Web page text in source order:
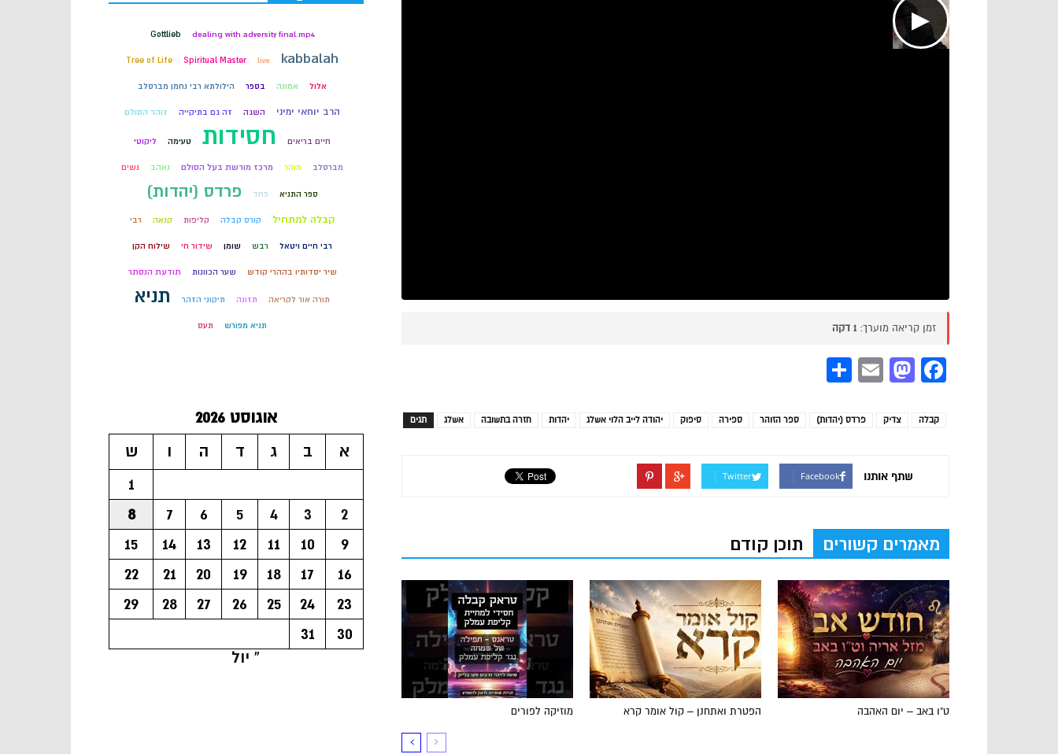
▶
זמן קריאה מוערך: 1 דקה
Facebook
Mastodon
Email
תגים אשלג חזרה בתשובה יהדות יהודה לייב הלוי אשלג סיפוק ספירה ספר הזוהר פרדס (יהדות) צדיק קבלה
שתף אותנו Facebook
Twitter
מאמרים קשורים תוכן קודם
מוזיקה לפורים הפטרת ואתחנן – קול אומר קרא ט"ו באב – יום האהבה
dealing with adversity final.mp4
Gottlieb
kabbalah
live
Spiritual Master
Tree of Life
אלול אמונה בספר הילולתא רבי נחמן מברסלב
הרב יוחאי ימיני השגה זה גם בתיקייה זוהר הסולם
חיים בריאים חסידות טעימה ליקוטי
מברסלב מוהר מרכז מורשת בעל הסולם נאהב נשים
ספר התניא פחד פרדס (יהדות)
קבלה למתחיל קורס קבלה קליפות קנאה רבי
רבי חיים ויטאל רבש שומן שידור חי שילוח הקן
שיר יסדותיו בההרי קודש שער הכוונות תודעת הנסתר
תורה אור לקריאה תזונה תיקוני הזהר תניא
תניא מפורש תעס
אוגוסט 2026
א
ב ג ד ה ו
ש
1
2
3
4
5
6
7
8
9
10
11
12
13
14
15
16
17
18
19
20
21
22
23
24
25
26
27
28
29
30
31
« יול